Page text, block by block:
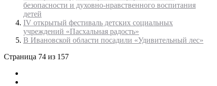
безопасности и духовно-нравственного воспитания
детей
IV открытый фестиваль детских социальных
учреждений «Пасхальная радость»
В Ивановской области посадили «Удивительный лес»
Страница 74 из 157